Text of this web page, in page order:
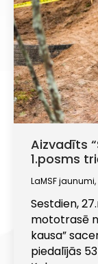
Aizvadīts
1.posms
LaMSF jaunumi,
Sestdien,
mototrasē
kausa”
piedalījās